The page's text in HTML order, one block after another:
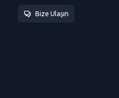
Bize Ulaşın